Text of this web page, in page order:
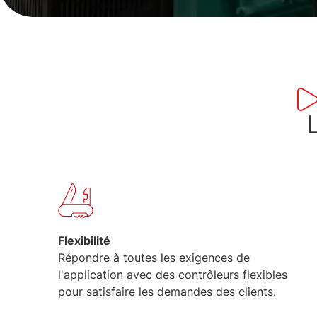
Flexibilité
Répondre à toutes les exigences de
l'application avec des contrôleurs flexibles
pour satisfaire les demandes des clients.